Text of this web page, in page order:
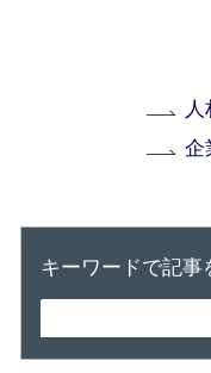
企
キーワードで記事